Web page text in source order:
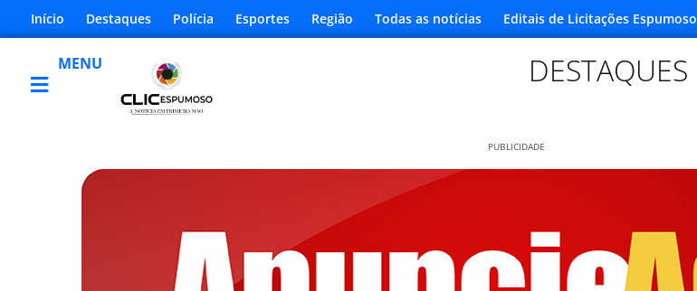
Início Destaques Polícia Esportes Região Todas as notícias Editais de Licitações Espumoso
MENU DESTAQUES
PUBLICIDADE